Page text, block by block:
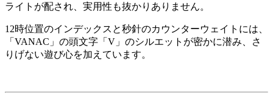
ライトが配され、実用性も抜かりありません。
12時位置のインデックスと秒針のカウンターウェイトには、
「VANAC」の頭文字「V」のシルエットが密かに潜み、さ
りげない遊び心を加えています。